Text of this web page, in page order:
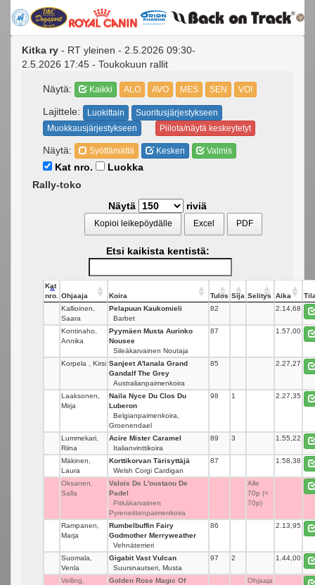
Kitka ry - RT yleinen - 2.5.2026 09:30-
2.5.2026 17:45 - Toukokuun rallit
Näytä: Kaikki ALO AVO MES SEN VOI
Lajittele: Luokittain
Suoritusjärjestykseen
Muokkausjärjestykseen
Piilota/näytä keskeytetyt
Näytä: Syöttämättä Kesken Valmis
Kat nro.
Luokka
Rally-toko
Näytä
riviä
Kopioi leikepöydälle Excel PDF
Etsi kaikista kentistä:
Kat
nro.
Ohjaaja Koira Tulos Sija Selitys Aika
Kallioinen,
Saara
Pelapuun Kaukomieli
Barbet
82 2.14,68
Kontinaho,
Annika
Pyymäen Musta Aurinko
Nousee
Sileäkarvainen Noutaja
87 1.57,00
Korpela , Kirsi Sanjeet A'lanala Grand
Gandalf The Grey
Australianpaimenkoira
85 2.27,27
Laaksonen,
Mirja
Naila Nyce Du Clos Du
Luberon
Belgianpaimenkoira,
Groenendael
98 1 2.27,35
Lummekari,
Riina
Acire Mister Caramel
Italianvinttikoira
89 3 1.55,22
Mäkinen,
Laura
Korttikorvan Tärisyttäjä
Welsh Corgi Cardigan
87 1.58,38
Oksanen,
Salla
Valois De L'oustaou De
Padel
Pitkäkarvainen
Pyreneittenpaimenkoira
Alle
70p (<
70p)
Rampanen,
Marja
Rumbelbuffin Fairy
Godmother Merryweather
Vehnäterrieri
86 2.13,95
Suomala,
Venla
Gigabit Vast Vulcan
Suursnautseri, Musta
97 2 1.44,00
Velling,
Golden Rose Magic Of
Ohjaaja